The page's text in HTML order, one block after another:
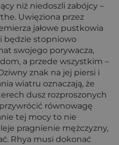
niż niedoszli zabójcy –
Uwięziona przez
jałowe pustkowia
będzie stopniowo
swojego porywacza,
a przede wszystkim –
znak na jej piersi i
wiatru oznaczają, że
dusz rozproszonych
równowagę
tej mocy to nie
pragnienie mężczyzny,
Rhya musi dokonać